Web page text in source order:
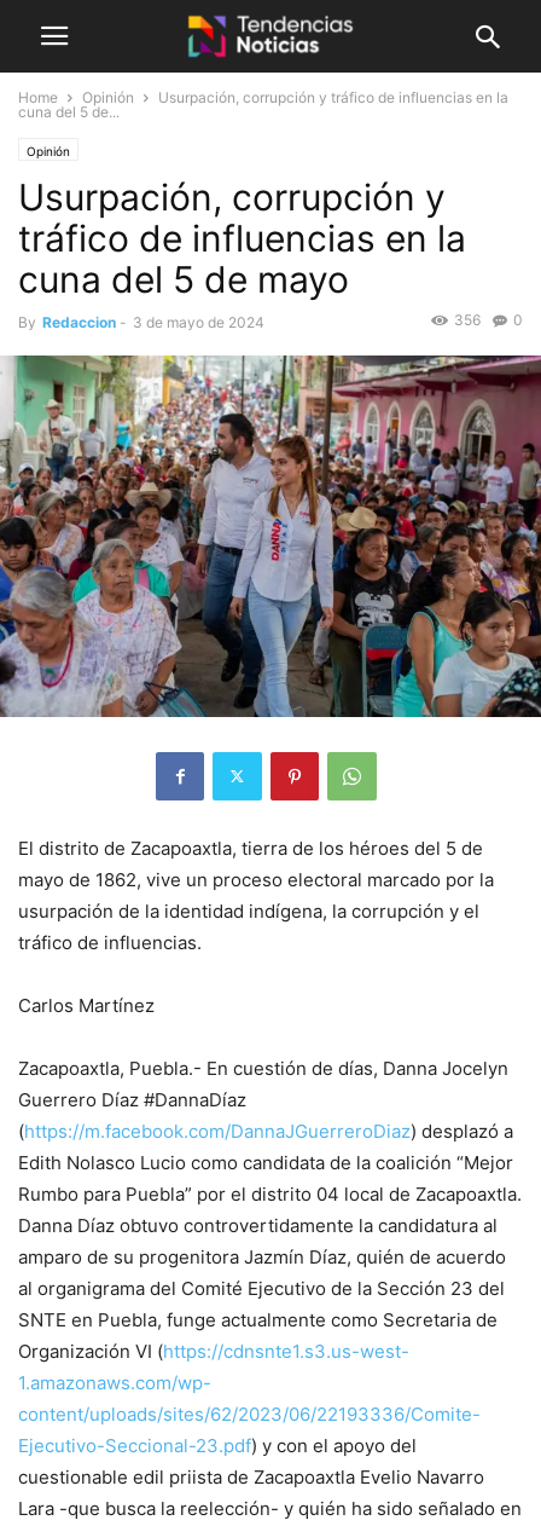
Home Opinión
Usurpación, corrupción y tráfico de influencias en la
cuna del 5 de...
Opinión
Usurpación, corrupción y
tráfico de influencias en la
cuna del 5 de mayo
By Redaccion - 3 de mayo de 2024 0
356
El distrito de Zacapoaxtla, tierra de los héroes del 5 de
mayo de 1862, vive un proceso electoral marcado por la
usurpación de la identidad indígena, la corrupción y el
tráfico de influencias.
Carlos Martínez
Zacapoaxtla, Puebla.- En cuestión de días, Danna Jocelyn
Guerrero Díaz #DannaDíaz
(https://m.facebook.com/DannaJGuerreroDiaz) desplazó a
Edith Nolasco Lucio como candidata de la coalición “Mejor
Rumbo para Puebla” por el distrito 04 local de Zacapoaxtla.
Danna Díaz obtuvo controvertidamente la candidatura al
amparo de su progenitora Jazmín Díaz, quién de acuerdo
al organigrama del Comité Ejecutivo de la Sección 23 del
SNTE en Puebla, funge actualmente como Secretaria de
Organización VI (https://cdnsnte1.s3.us-west-
1.amazonaws.com/wp-
content/uploads/sites/62/2023/06/22193336/Comite-
Ejecutivo-Seccional-23.pdf) y con el apoyo del
cuestionable edil priista de Zacapoaxtla Evelio Navarro
Lara -que busca la reelección- y quién ha sido señalado en